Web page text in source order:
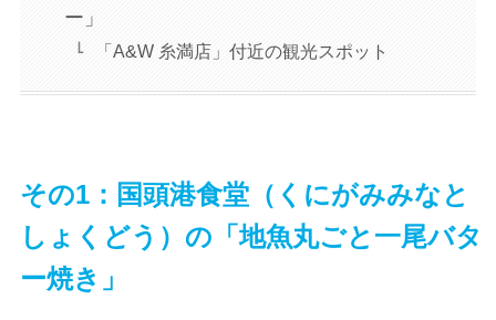
ー」
「A&W 糸満店」付近の観光スポット
その1：国頭港食堂（くにがみみなと
しょくどう）の「地魚丸ごと一尾バタ
ー焼き」